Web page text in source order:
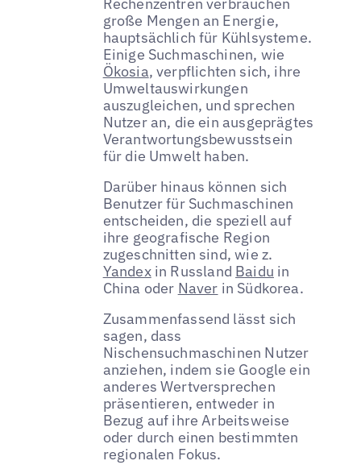
Rechenzentren verbrauchen
große Mengen an Energie,
hauptsächlich für Kühlsysteme.
Einige Suchmaschinen, wie
Ökosia, verpflichten sich, ihre
Umweltauswirkungen
auszugleichen, und sprechen
Nutzer an, die ein ausgeprägtes
Verantwortungsbewusstsein
für die Umwelt haben.
Darüber hinaus können sich
Benutzer für Suchmaschinen
entscheiden, die speziell auf
ihre geografische Region
zugeschnitten sind, wie z.
Yandexin Russland Baidu in
China oder Naver in Südkorea.
Zusammenfassend lässt sich
sagen, dass
Nischensuchmaschinen Nutzer
anziehen, indem sie Google ein
anderes Wertversprechen
präsentieren, entweder in
Bezug auf ihre Arbeitsweise
oder durch einen bestimmten
regionalen Fokus.